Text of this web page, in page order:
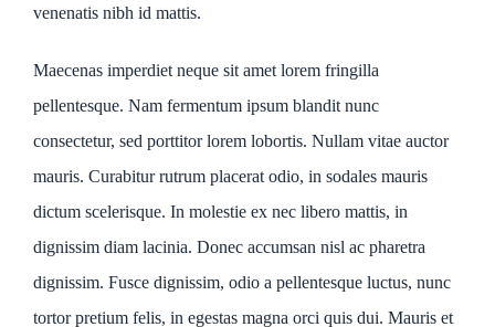
venenatis nibh id mattis.
Maecenas imperdiet neque sit amet lorem fringilla
pellentesque. Nam fermentum ipsum blandit nunc
consectetur, sed porttitor lorem lobortis. Nullam vitae auctor
mauris. Curabitur rutrum placerat odio, in sodales mauris
dictum scelerisque. In molestie ex nec libero mattis, in
dignissim diam lacinia. Donec accumsan nisl ac pharetra
dignissim. Fusce dignissim, odio a pellentesque luctus, nunc
tortor pretium felis, in egestas magna orci quis dui. Mauris et